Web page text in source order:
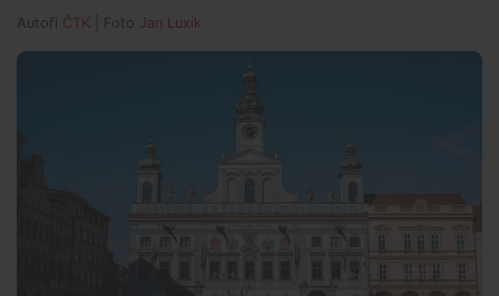
Autoři ČTK | Foto Jan Luxík